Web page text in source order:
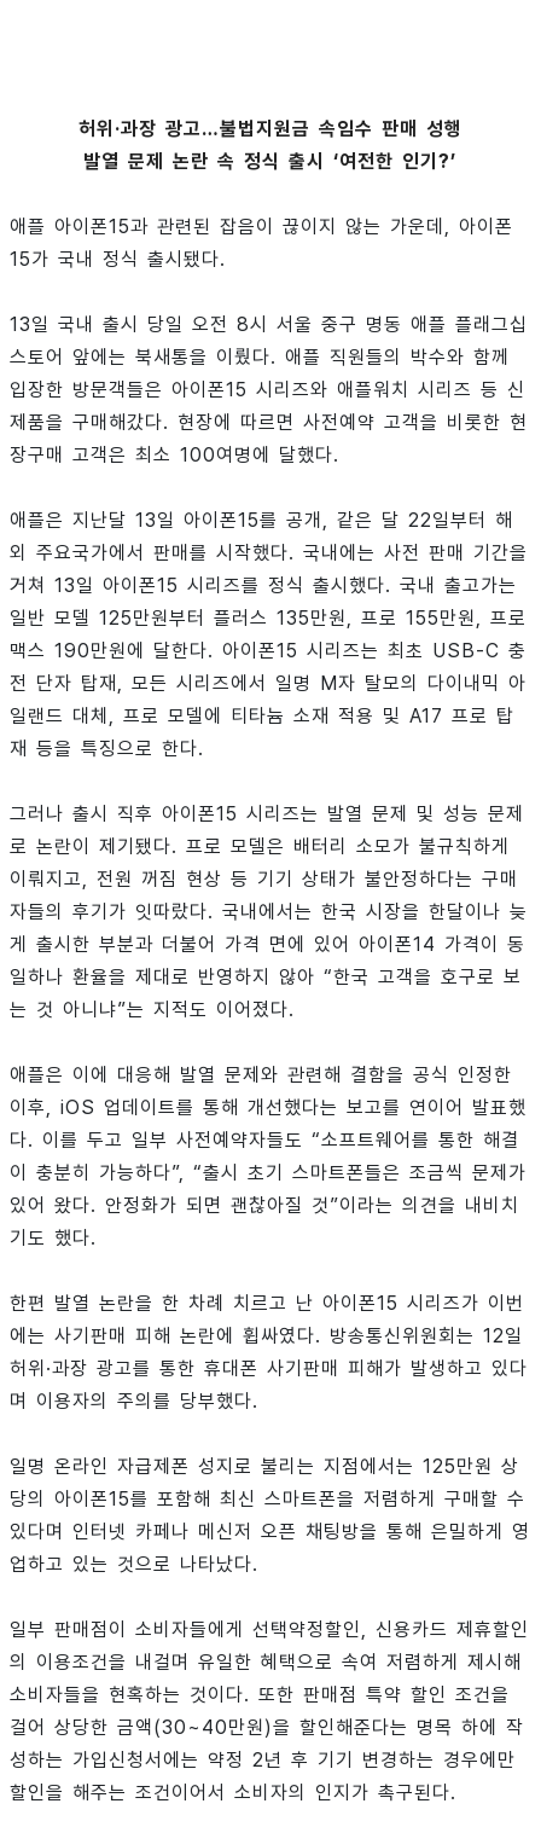
허위·과장 광고…불법지원금 속임수 판매 성행
발열 문제 논란 속 정식 출시 ‘여전한 인기?’
애플 아이폰15과 관련된 잡음이 끊이지 않는 가운데, 아이폰
15가 국내 정식 출시됐다.
13일 국내 출시 당일 오전 8시 서울 중구 명동 애플 플래그십
스토어 앞에는 북새통을 이뤘다. 애플 직원들의 박수와 함께
입장한 방문객들은 아이폰15 시리즈와 애플워치 시리즈 등 신
제품을 구매해갔다. 현장에 따르면 사전예약 고객을 비롯한 현
장구매 고객은 최소 100여명에 달했다.
애플은 지난달 13일 아이폰15를 공개, 같은 달 22일부터 해
외 주요국가에서 판매를 시작했다. 국내에는 사전 판매 기간을
거쳐 13일 아이폰15 시리즈를 정식 출시했다. 국내 출고가는
일반 모델 125만원부터 플러스 135만원, 프로 155만원, 프로
맥스 190만원에 달한다. 아이폰15 시리즈는 최초 USB-C 충
전 단자 탑재, 모든 시리즈에서 일명 M자 탈모의 다이내믹 아
일랜드 대체, 프로 모델에 티타늄 소재 적용 및 A17 프로 탑
재 등을 특징으로 한다.
그러나 출시 직후 아이폰15 시리즈는 발열 문제 및 성능 문제
로 논란이 제기됐다. 프로 모델은 배터리 소모가 불규칙하게
이뤄지고, 전원 꺼짐 현상 등 기기 상태가 불안정하다는 구매
자들의 후기가 잇따랐다. 국내에서는 한국 시장을 한달이나 늦
게 출시한 부분과 더불어 가격 면에 있어 아이폰14 가격이 동
일하나 환율을 제대로 반영하지 않아 “한국 고객을 호구로 보
는 것 아니냐”는 지적도 이어졌다.
애플은 이에 대응해 발열 문제와 관련해 결함을 공식 인정한
이후, iOS 업데이트를 통해 개선했다는 보고를 연이어 발표했
다. 이를 두고 일부 사전예약자들도 “소프트웨어를 통한 해결
이 충분히 가능하다”, “출시 초기 스마트폰들은 조금씩 문제가
있어 왔다. 안정화가 되면 괜찮아질 것”이라는 의견을 내비치
기도 했다.
한편 발열 논란을 한 차례 치르고 난 아이폰15 시리즈가 이번
에는 사기판매 피해 논란에 휩싸였다. 방송통신위원회는 12일
허위·과장 광고를 통한 휴대폰 사기판매 피해가 발생하고 있다
며 이용자의 주의를 당부했다.
일명 온라인 자급제폰 성지로 불리는 지점에서는 125만원 상
당의 아이폰15를 포함해 최신 스마트폰을 저렴하게 구매할 수
있다며 인터넷 카페나 메신저 오픈 채팅방을 통해 은밀하게 영
업하고 있는 것으로 나타났다.
일부 판매점이 소비자들에게 선택약정할인, 신용카드 제휴할인
의 이용조건을 내걸며 유일한 혜택으로 속여 저렴하게 제시해
소비자들을 현혹하는 것이다. 또한 판매점 특약 할인 조건을
걸어 상당한 금액(30~40만원)을 할인해준다는 명목 하에 작
성하는 가입신청서에는 약정 2년 후 기기 변경하는 경우에만
할인을 해주는 조건이어서 소비자의 인지가 촉구된다.